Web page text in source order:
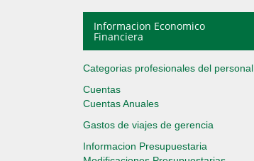
Informacion Economico
Financiera
Categorias profesionales del personal
Cuentas
Cuentas Anuales
Gastos de viajes de gerencia
Informacion Presupuestaria